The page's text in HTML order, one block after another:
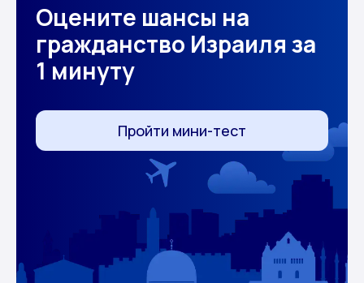
Оцените шансы на
гражданство Израиля за
1 минуту
Пройти мини-тест